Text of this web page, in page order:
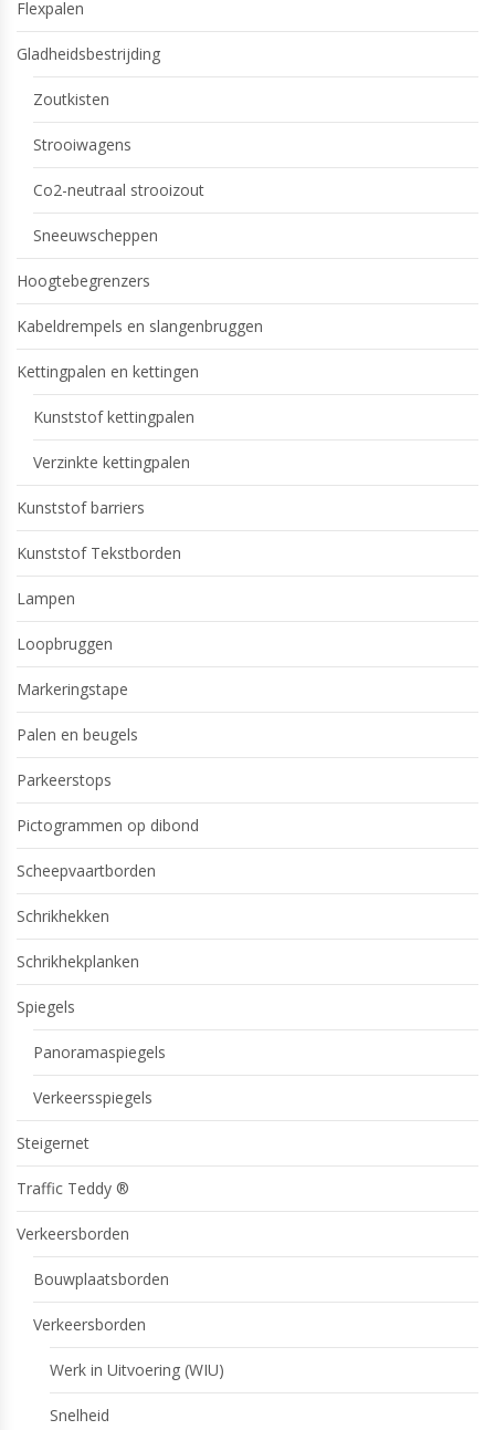
Flexpalen
Gladheidsbestrijding
Zoutkisten
Strooiwagens
Co2-neutraal strooizout
Sneeuwscheppen
Hoogtebegrenzers
Kabeldrempels en slangenbruggen
Kettingpalen en kettingen
Kunststof kettingpalen
Verzinkte kettingpalen
Kunststof barriers
Kunststof Tekstborden
Lampen
Loopbruggen
Markeringstape
Palen en beugels
Parkeerstops
Pictogrammen op dibond
Scheepvaartborden
Schrikhekken
Schrikhekplanken
Spiegels
Panoramaspiegels
Verkeersspiegels
Steigernet
Traffic Teddy ®
Verkeersborden
Bouwplaatsborden
Verkeersborden
Werk in Uitvoering (WIU)
Snelheid